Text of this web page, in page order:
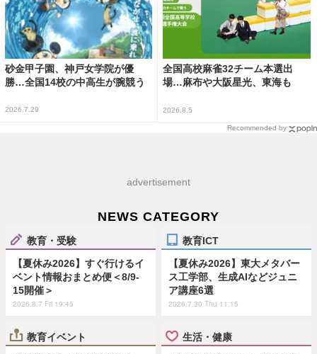
砂金甲子園、神戸女学院が優
勝…全国14校の中高生が腕競う
2026.7.29
全国高校麻雀32チーム本選出
場…麻布や大阪星光、東海も
2026.8.5
Recommended by
advertisement
NEWS CATEGORY
教育・受験
【夏休み2026】すぐ行けるイ
ベント情報おまとめ便＜8/9-
15開催＞
2026.8.7 Fri 19:45
教育ICT
【夏休み2026】東大メタバー
ス工学部、生成AIなどジュニ
ア講座6選
2026.7.30 Thu 11:15
教育イベント 生活・健康